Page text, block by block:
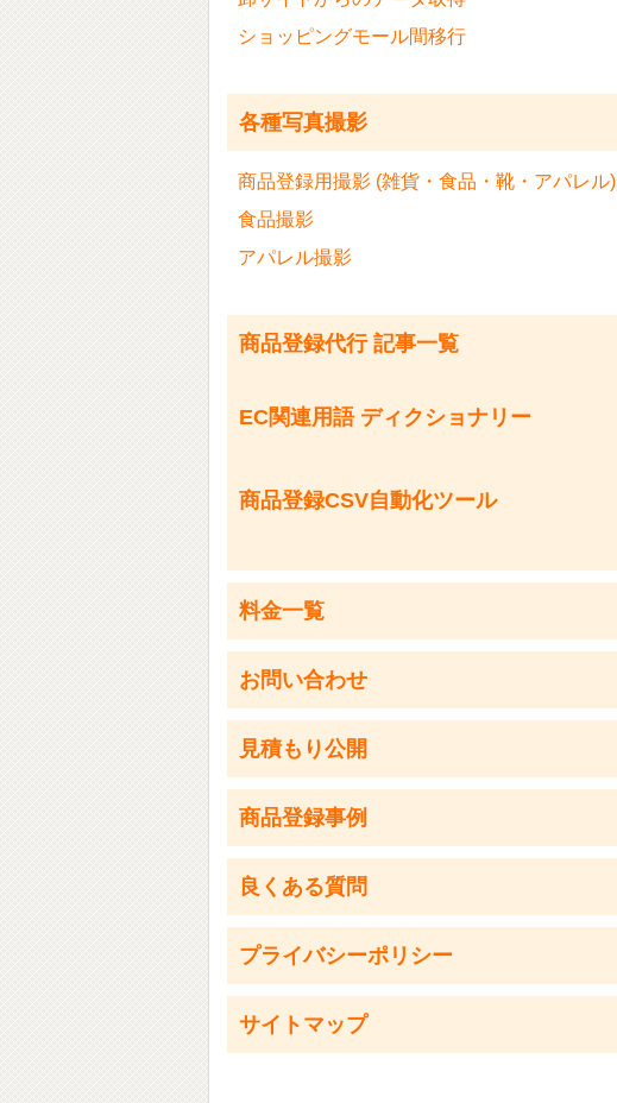
ショッピングモール間移行
各種写真撮影
商品登録用撮影 (雑貨・食品・靴・アパレル)
食品撮影
アパレル撮影
商品登録代行 記事一覧
EC関連用語 ディクショナリー
商品登録CSV自動化ツール
料金一覧
お問い合わせ
見積もり公開
商品登録事例
良くある質問
プライバシーポリシー
サイトマップ